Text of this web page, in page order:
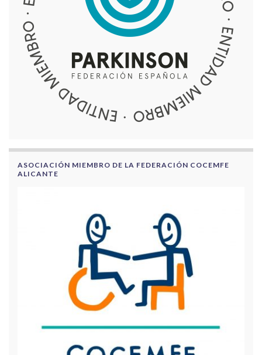
ASOCIACIÓN MIEMBRO DE LA FEDERACIÓN COCEMFE
ALICANTE